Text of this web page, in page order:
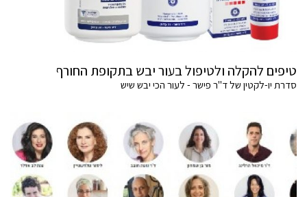
טיפים להקלה ולטיפול בעור יבש בתקופת החורף
סדרת יו-לקטין של ד"ר פישר - לעור הכי יבש שיש